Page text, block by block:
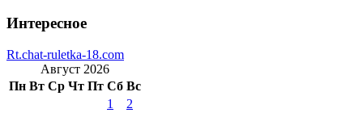
Интересное
Rt.chat-ruletka-18.com
Август 2026
Пн Вт Ср Чт Пт Сб Вс
1
2